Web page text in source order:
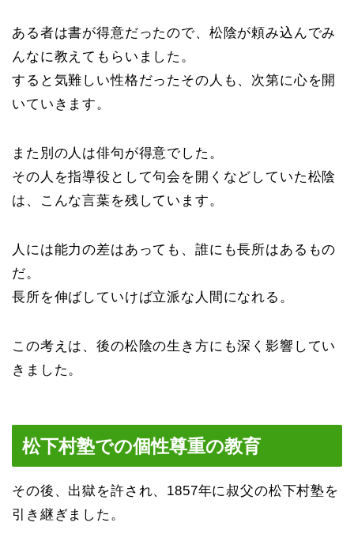
ある者は書が得意だったので、松陰が頼み込んでみ
んなに教えてもらいました。
すると気難しい性格だったその人も、次第に心を開
いていきます。
また別の人は俳句が得意でした。
その人を指導役として句会を開くなどしていた松陰
は、こんな言葉を残しています。
人には能力の差はあっても、誰にも長所はあるもの
だ。
長所を伸ばしていけば立派な人間になれる。
この考えは、後の松陰の生き方にも深く影響してい
きました。
松下村塾での個性尊重の教育
その後、出獄を許され、1857年に叔父の松下村塾を
引き継ぎました。